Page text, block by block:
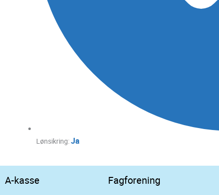
Lønsikring:Ja
A-kasse Fagforening